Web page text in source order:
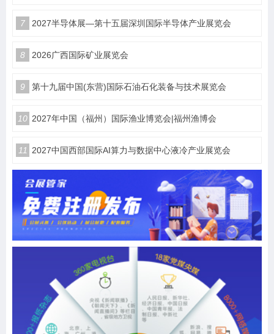
7 2027半导体展—第十五届深圳国际半导体产业展览会
8 2026广西国际矿业展览会
9 第十九届中国(东营)国际石油石化装备与技术展览会
10 2027年中国（福州）国际渔业博览会|福州渔博会
11 2027中国西部国际AI算力与数据中心液冷产业展览会